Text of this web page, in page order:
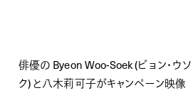
俳優の Byeon Woo-Soek (ビョン・ウソ
ク) と八木莉可子がキャンペーン映像